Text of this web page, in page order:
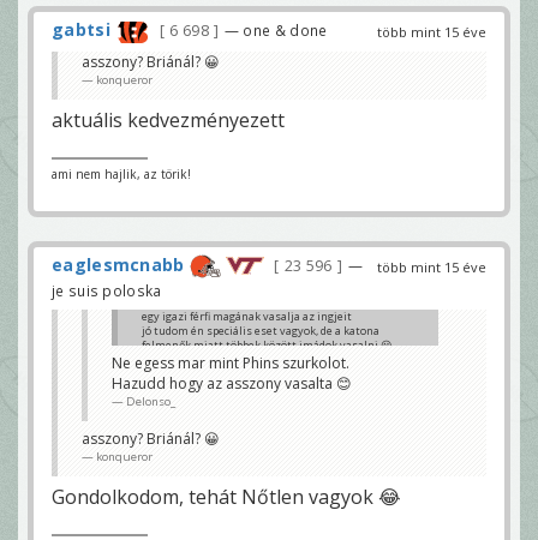
több mint 15 éve
gabtsi 6 698 — one & done
asszony? Briánál? 😀
konqueror
aktuális kedvezményezett
ami nem hajlik, az törik!
több mint 15 éve
eaglesmcnabb 23 596
—
je suis poloska
egy igazi férfi magának vasalja az ingjeit
jó tudom én speciális eset vagyok, de a katona
felmenők miatt többek között imádok vasalni 😀
briareos
Ne egess mar mint Phins szurkolot.
Hazudd hogy az asszony vasalta 😊
Delonso_
asszony? Briánál? 😀
konqueror
Gondolkodom, tehát Nőtlen vagyok 😂